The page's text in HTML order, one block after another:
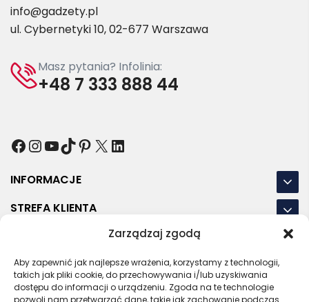
Zarządzaj zgodą
Aby zapewnić jak najlepsze wrażenia, korzystamy z technologii,
takich jak pliki cookie, do przechowywania i/lub uzyskiwania
dostępu do informacji o urządzeniu. Zgoda na te technologie
pozwoli nam przetwarzać dane, takie jak zachowanie podczas
info@gadzety.pl
ul. Cybernetyki 10, 02-677 Warszawa
Masz pytania? Infolinia:
+48 7 333 888 44
Facebook
Instagram
YouTube
TikTok
Pinterest
X LinkedIn
INFORMACJE
STREFA KLIENTA
NASZE LOKALIZACJE
OSTATNIE POSTY